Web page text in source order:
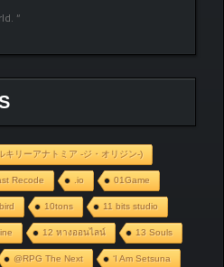
“
キリーアナトミア ‐ジ・オリジン‐)
Recode .io 01Game
10tons 11 bits studio
12 หางออนไลน์ 13 Souls
@RPG The Next ‘I Am Setsuna